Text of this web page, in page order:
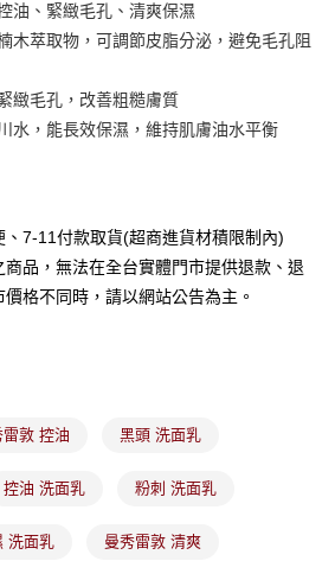
期」，訂單成立後會自動跳轉到大哥付的交易
欲分期的期數、繳款截止日，確認付款後即完
費用金額請依後續交易確認頁面所載為準。
往確認交易或遇審核未通過，訂單將自動取
可選擇「超商條碼／台灣大直營門市／銀行轉
購買商品或服務，並由商店將買賣／分期付款
你分期」之契約關係目的，商店將以您的個人
含以上)免運費
含以上)免運費
油、緊緻毛孔、清爽保濕
木萃取物，可調節皮脂分泌，避免毛孔阻
緻毛孔，改善粗糙膚質
水，能長效保濕，維持肌膚油水平衡
、7-11付款取貨(超商進貨材積限制內)
商品，無法在全台實體門市提供退款、退
格不同時，請以網站公告為主。
雷敦 控油 黑頭 洗面乳
控油 洗面乳 粉刺 洗面乳
洗面乳 曼秀雷敦 清爽